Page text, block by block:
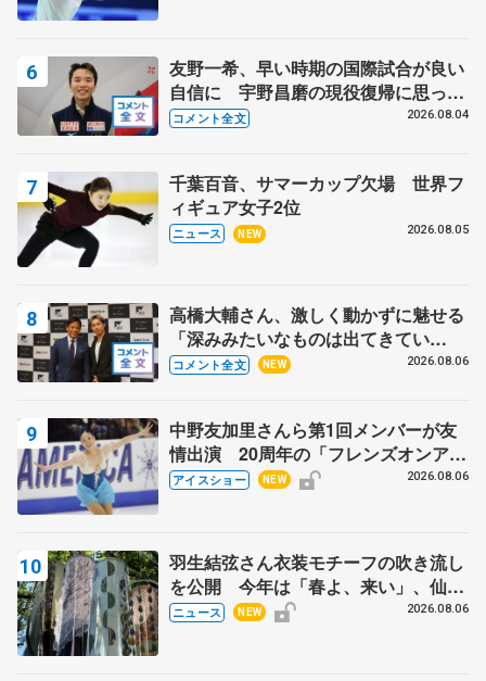
友野一希、早い時期の国際試合が良い
自信に 宇野昌磨の現役復帰に思って
いること 【アジアンオープントロフ
コメント全文 2026.08.04
千葉百音、サマーカップ欠場 世界フ
ィギュア女子2位
ニュース NEW 2026.08.05
高橋大輔さん、激しく動かずに魅せる
「深みみたいなものは出てきてい
る？」 〝兄さん〟と慕うレジェンド
コメント全文 NEW 2026.08.06
中野友加里さんら第1回メンバーが友
情出演 20周年の「フレンズオンアイ
ス」 宮本賢二さん、有川梨絵さん、
アイスショー NEW 2026.08.06
羽生結弦さん衣装モチーフの吹き流し
を公開 今年は「春よ、来い」、仙台
の瑞鳳殿
ニュース NEW 2026.08.06